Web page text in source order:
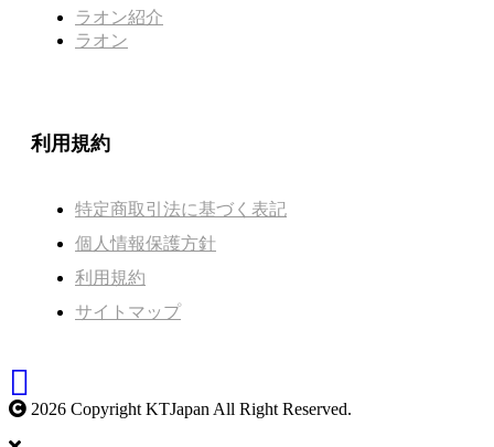
ラオン紹介
ラオン
利用規約
特定商取引法に基づく表記
個人情報保護方針
利用規約
サイトマップ
2026 Copyright KTJapan All Right Reserved.